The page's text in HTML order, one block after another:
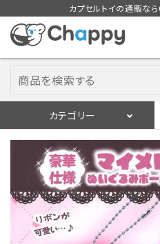
カプセルトイの通販なら
カテゴリー
ログイン
入荷スケジュールを
カプセルトイマシン本体